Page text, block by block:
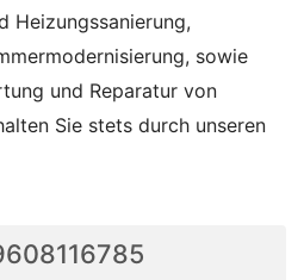
Heizungssanierung,
sowie
und Reparatur von
Sie stets durch unseren